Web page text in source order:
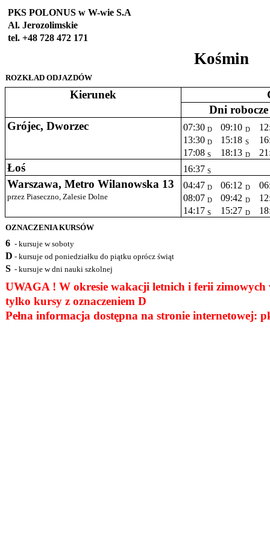
PKS POLONUS w W-wie S.A
Al. Jerozolimskie
tel. +48 728 472 171
Kośmin
ROZKŁAD ODJAZDÓW
Kierunek
Dni robocze
Grójec, Dworzec
07:30 D 09:10 D
13:30 D 15:18 S
17:08 S 18:13 D
Łoś 16:37 S
Warszawa, Metro Wilanowska 13 04:47 D 06:12 D
przez Piaseczno, Zalesie Dolne 08:07 D 09:42 D
14:17 S 15:27 D
OZNACZENIA KURSÓW
6 - kursuje w soboty
D - kursuje od poniedziałku do piątku oprócz świąt
S - kursuje w dni nauki szkolnej
UWAGA ! W okresie wakacji letnich i ferii zimowych
tylko kursy z oznaczeniem D
Pełna informacja dostępna na stronie internetowej: